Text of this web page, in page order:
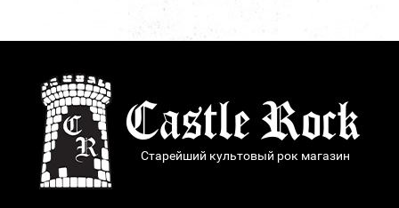
Старейший культовый рок магазин